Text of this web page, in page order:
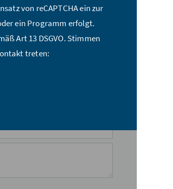
von reCAPTCHA ein zur
ein Programm erfolgt.
Art 13 DSGVO. Stimmen
treten: